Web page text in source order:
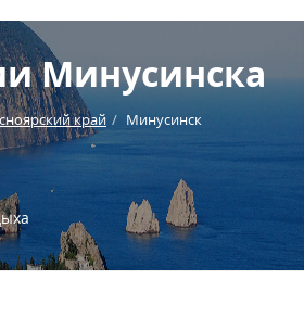
Минусинска
край Минусинск